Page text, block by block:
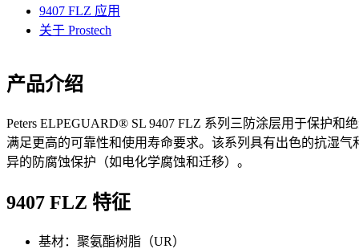
9407 FLZ 应用
关于 Prostech
产品介绍
Peters ELPEGUARD® SL 9407 FLZ 系列三防涂层用于保护和
满足更高的可靠性和使用寿命要求。该系列具有出色的抗湿气
异的防腐蚀保护（如电化学腐蚀和迁移）。
9407 FLZ 特征
基材：聚氨酯树脂（UR）